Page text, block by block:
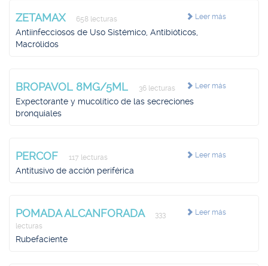
Leer más
ZETAMAX 658 lecturas
Antiinfecciosos de Uso Sistémico, Antibióticos,
Macrólidos
Leer más
BROPAVOL 8MG/5ML 36 lecturas
Expectorante y mucolítico de las secreciones
bronquiales
Leer más
PERCOF 117 lecturas
Antitusivo de acción periférica
Leer más
POMADA ALCANFORADA
333
lecturas
Rubefaciente